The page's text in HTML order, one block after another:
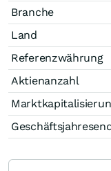
Branche
Land
Referenzwährung
Aktienanzahl